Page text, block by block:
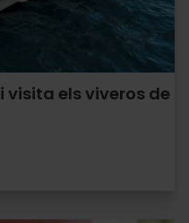
visita els viveros de